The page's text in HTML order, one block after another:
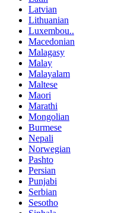
Latvian
Lithuanian
Luxembou..
Macedonian
Malagasy
Malay
Malayalam
Maltese
Maori
Marathi
Mongolian
Burmese
Nepali
Norwegian
Pashto
Persian
Punjabi
Serbian
Sesotho